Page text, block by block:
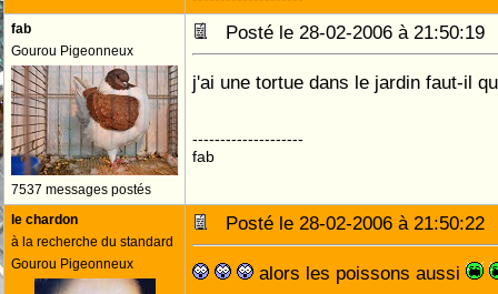
fab
Gourou Pigeonneux
7537 messages postés
Posté le 28-02-2006 à
j'ai une tortue dans le jardin faut-il
--------------------
fab
le chardon
à la recherche du standard
Gourou Pigeonneux
Posté le 28-02-2006 à
alors les poissons aussi